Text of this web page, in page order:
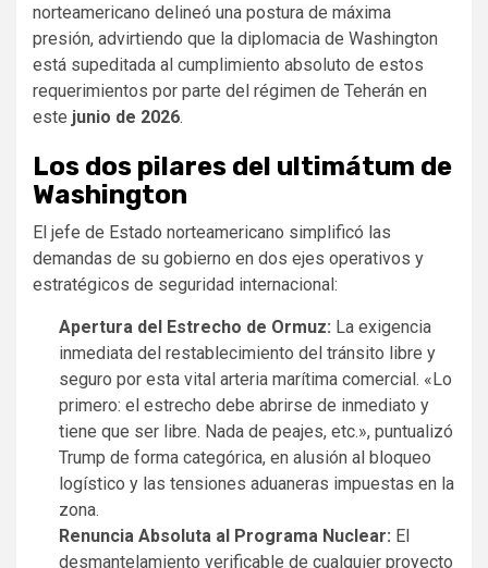
norteamericano delineó una postura de máxima
presión, advirtiendo que la diplomacia de Washington
está supeditada al cumplimiento absoluto de estos
requerimientos por parte del régimen de Teherán en
este junio de 2026.
Los dos pilares del ultimátum de
Washington
El jefe de Estado norteamericano simplificó las
demandas de su gobierno en dos ejes operativos y
estratégicos de seguridad internacional:
Apertura del Estrecho de Ormuz: La exigencia
inmediata del restablecimiento del tránsito libre y
seguro por esta vital arteria marítima comercial. «Lo
primero: el estrecho debe abrirse de inmediato y
tiene que ser libre. Nada de peajes, etc.», puntualizó
Trump de forma categórica, en alusión al bloqueo
logístico y las tensiones aduaneras impuestas en la
zona.
Renuncia Absoluta al Programa Nuclear: El
desmantelamiento verificable de cualquier proyecto